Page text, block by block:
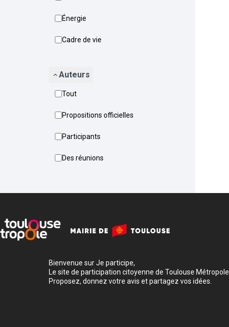
Énergie
Cadre de vie
Auteurs
Tout
Propositions officielles
Participants
Des réunions
Bienvenue sur Je participe,
Le site de participation citoyenne de Toulouse Métropole.
Proposez, donnez votre avis et partagez vos idées.